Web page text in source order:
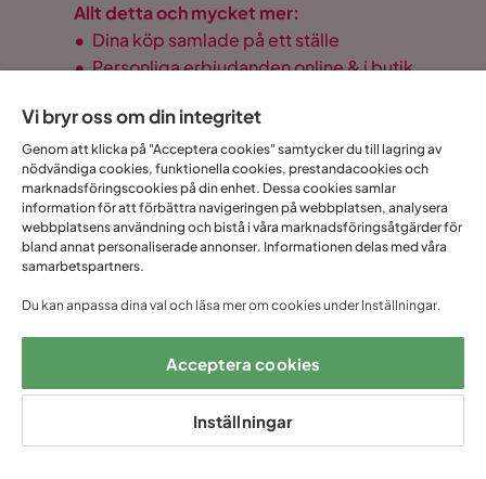
Allt detta och mycket mer:
• Dina köp samlade på ett ställe
•Personliga erbjudanden online & i butik
Prisgaranti
1 års öppet
köp
Snabb
leverans
Upp till 20 års
garanti
Sortiment & erbjudande
Vi bryr oss om din integritet
Genom att klicka på "Acceptera cookies" samtycker du till lagring av
nödvändiga cookies, funktionella cookies, prestandacookies och
marknadsföringscookies på din enhet. Dessa cookies samlar
information för att förbättra navigeringen på webbplatsen, analysera
webbplatsens användning och bistå i våra marknadsföringsåtgärder för
bland annat personaliserade annonser. Informationen delas med våra
samarbetspartners.
Du kan anpassa dina val och läsa mer om cookies under Inställningar.
Acceptera cookies
Inställningar